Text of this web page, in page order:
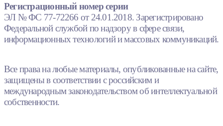
Регистрационный номер серии
ЭЛ № ФС 77-72266 от 24.01.2018. Зарегистрировано
Федеральной службой по надзору в сфере связи,
информационных технологий и массовых коммуникаций.
Все права на любые материалы, опубликованные на сайте,
защищены в соответствии с российским и
международным законодательством об интеллектуальной
собственности.